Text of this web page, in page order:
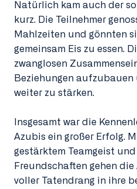
Natürlich kam auch der
kurz. Die Teilnehmer
Mahlzeiten und gönnten
gemeinsam Eis zu essen.
zwanglosen
Beziehungen
weiter zu stärken.
Insgesamt war die
Azubis ein großer Erfolg.
gestärktem Teamgeist
Freundschaften gehen
voller Tatendrang in ihre